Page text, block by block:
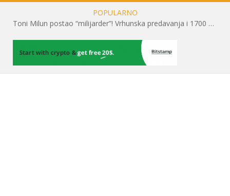
POPULARNO
Toni Milun postao “milijarder”! Vrhunska predavanja i 1700 posjetitelja obilježili su mjesec financijske pismenosti